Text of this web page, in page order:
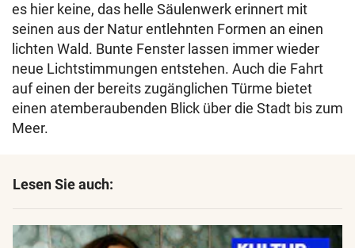
es hier keine, das helle Säulenwerk erinnert mit
seinen aus der Natur entlehnten Formen an einen
lichten Wald. Bunte Fenster lassen immer wieder
neue Lichtstimmungen entstehen. Auch die Fahrt
auf einen der bereits zugänglichen Türme bietet
einen atemberaubenden Blick über die Stadt bis zum
Meer.
Lesen Sie auch: